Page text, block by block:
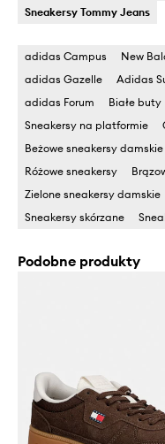
Sneakersy Tommy Jeans
adidas Campus New
adidas Gazelle
Adidas
adidas Forum
Białe buty
Sneakersy na platformie
Beżowe sneakersy damskie
Różowe sneakersy
Zielone sneakersy damskie
Sneakersy skórzane
Podobne produkty